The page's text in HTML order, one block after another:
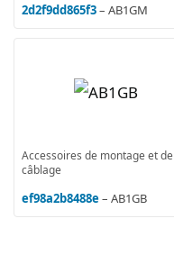
2d2f9dd865f3– AB1GM
Accessoires de montage et de
câblage
ef98a2b8488e– AB1GB